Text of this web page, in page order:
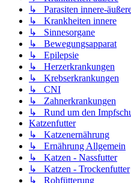
↳ Parasiten innere-
↳ Krankheiten innere
↳ Sinnesorgane
↳ Bewegungsapparat
↳ Epilepsie
↳ Herzerkrankungen
↳ Krebserkrankungen
↳ CNI
↳ Zahnerkrankungen
↳ Rund um den
Katzenfutter
↳ Katzenernährung
↳ Ernährung Allgemein
↳ Katzen - Nassfutter
↳ Katzen - Trockenfutter
↳ Rohfütterung